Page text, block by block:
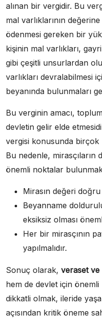
alınan bir vergidir. Bu
mal varlıklarının
ödenmesi gereken bir
kişinin mal varlıkları,
gibi çeşitli unsurlardan
varlıkları devralabilmesi
beyanında bulunmaları
Bu verginin amacı,
devletin gelir elde
vergisi konusunda birçok
Bu nedenle, mirasçıların
önemli noktalar
Mirasın değeri
Beyanname
eksiksiz olması
Her bir mirasçının
yapılmalıdır.
Sonuç olarak, veraset ve
hem de devlet için
dikkatli olmak, ileride
açısından kritik öneme